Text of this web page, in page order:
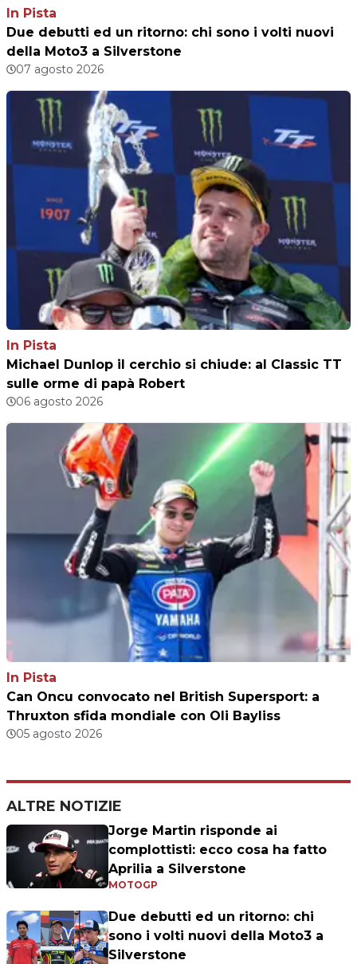
In Pista
Due debutti ed un ritorno: chi sono i volti nuovi
della Moto3 a Silverstone
07 agosto 2026
In Pista
Michael Dunlop il cerchio si chiude: al Classic TT
sulle orme di papà Robert
06 agosto 2026
In Pista
Can Oncu convocato nel British Supersport: a
Thruxton sfida mondiale con Oli Bayliss
05 agosto 2026
ALTRE NOTIZIE
Jorge Martin risponde ai
complottisti: ecco cosa ha fatto
Aprilia a Silverstone
MOTOGP
Due debutti ed un ritorno: chi
sono i volti nuovi della Moto3 a
Silverstone